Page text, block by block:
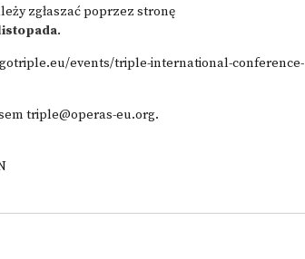
zgłaszać poprzez stronę
.
events/triple-international-conference-
triple@operas-eu.org.